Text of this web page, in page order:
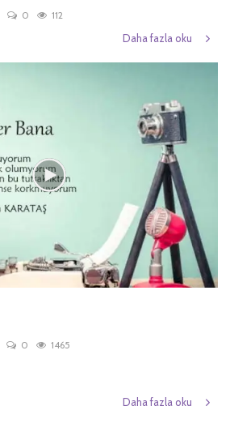
0 112
Daha fazla oku
0 1465
Daha fazla oku